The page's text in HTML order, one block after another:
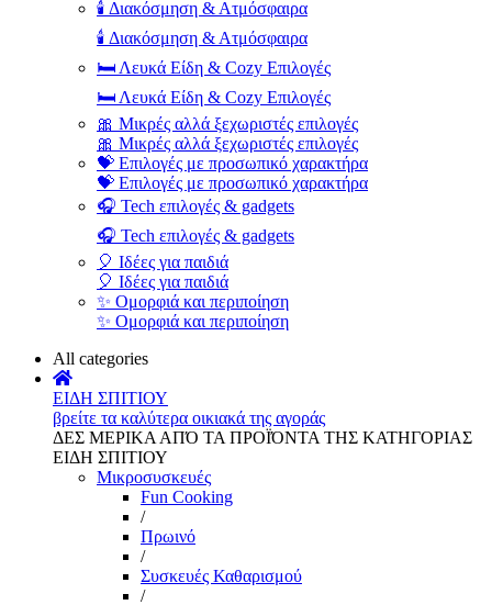
🕯️ Διακόσμηση & Ατμόσφαιρα
🕯️ Διακόσμηση & Ατμόσφαιρα
🛏️ Λευκά Είδη & Cozy Επιλογές
🛏️ Λευκά Είδη & Cozy Επιλογές
🎀 Μικρές αλλά ξεχωριστές επιλογές
🎀 Μικρές αλλά ξεχωριστές επιλογές
💝 Επιλογές με προσωπικό χαρακτήρα
💝 Επιλογές με προσωπικό χαρακτήρα
🎧 Tech επιλογές & gadgets
🎧 Tech επιλογές & gadgets
🎈 Ιδέες για παιδιά
🎈 Ιδέες για παιδιά
✨ Ομορφιά και περιποίηση
✨ Ομορφιά και περιποίηση
All categories
ΕΙΔΗ ΣΠΙΤΙΟΥ
βρείτε τα καλύτερα οικιακά της αγοράς
ΔΕΣ ΜΕΡΙΚΑ ΑΠΌ ΤΑ ΠΡΟΪΌΝΤΑ ΤΗΣ ΚΑΤΗΓΟΡΙΑΣ
ΕΙΔΗ ΣΠΙΤΙΟΥ
Μικροσυσκευές
Fun Cooking
/
Πρωινό
/
Συσκευές Καθαρισμού
/